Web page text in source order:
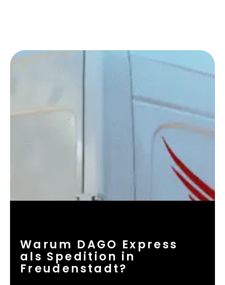
Warum DAGO Express
als Spedition in
Freudenstadt?